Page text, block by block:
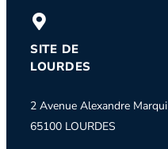
SITE DE
LOURDES
2 Avenue Alexandre Marqui
65100 LOURDES